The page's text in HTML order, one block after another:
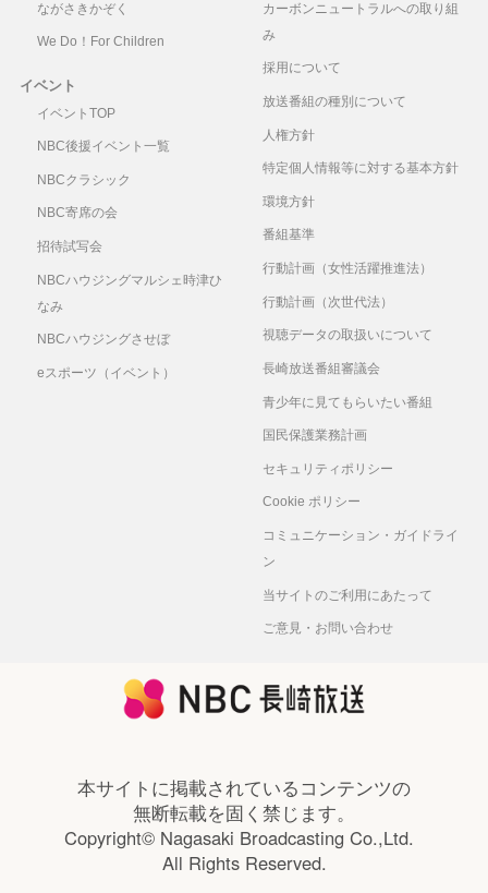
ながさきかぞく
We Do！For Children
イベント
イベントTOP
NBC後援イベント一覧
NBCクラシック
NBC寄席の会
招待試写会
NBCハウジングマルシェ時津ひ
なみ
NBCハウジングさせぼ
eスポーツ（イベント）
カーボンニュートラルへの取り組
み
採用について
放送番組の種別について
人権方針
特定個人情報等に対する基本方針
環境方針
番組基準
行動計画（女性活躍推進法）
行動計画（次世代法）
視聴データの取扱いについて
長崎放送番組審議会
青少年に見てもらいたい番組
国民保護業務計画
セキュリティポリシー
Cookie ポリシー
コミュニケーション・ガイドライ
ン
当サイトのご利用にあたって
ご意見・お問い合わせ
本サイトに掲載されているコンテンツの
無断転載を固く禁じます。
Copyright© Nagasaki Broadcasting Co.,Ltd.
All Rights Reserved.